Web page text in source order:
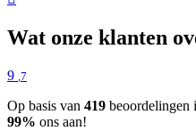
Wat onze klanten
9 ,7
Op basis van 419 beoordelingen
99% ons aan!